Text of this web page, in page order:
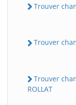
Trouver
Trouver
Trouver
ROLLAT